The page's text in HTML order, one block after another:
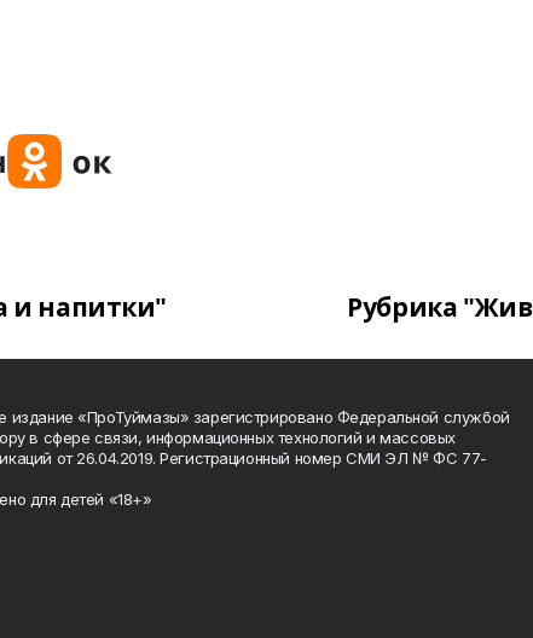
и напитки" Рубрика
издание «ПроТуймазы» зарегистрировано Федеральной службой
в сфере связи, информационных технологий и массовых
от 26.04.2019. Регистрационный номер СМИ ЭЛ № ФС 77-
для детей «18+»